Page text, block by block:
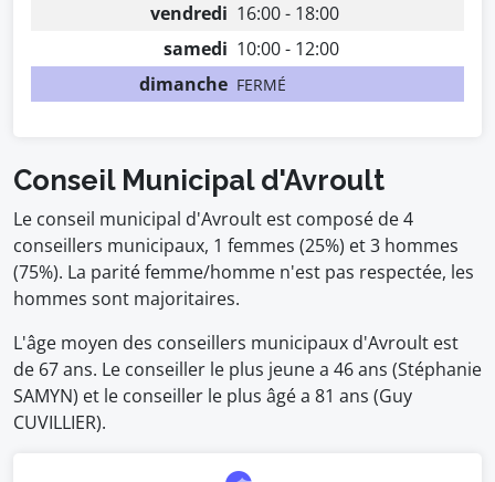
vendredi 16:00 - 18:00
samedi 10:00 - 12:00
dimanche FERMÉ
Conseil Municipal d'Avroult
Le conseil municipal d'Avroult est composé de 4
conseillers municipaux, 1 femmes (25%) et 3 hommes
(75%). La parité femme/homme n'est pas respectée, les
hommes sont majoritaires.
L'âge moyen des conseillers municipaux d'Avroult est
de 67 ans. Le conseiller le plus jeune a 46 ans (Stéphanie
SAMYN) et le conseiller le plus âgé a 81 ans (Guy
CUVILLIER).